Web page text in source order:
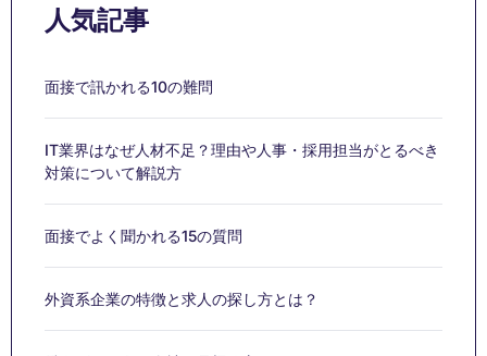
人気記事
面接で訊かれる10の難問
IT業界はなぜ人材不足？理由や人事・採用担当がとるべき
対策について解説方
面接でよく聞かれる15の質問
外資系企業の特徴と求人の探し方とは？